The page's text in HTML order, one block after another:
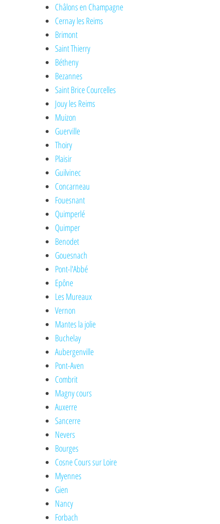
Châlons en Champagne
Cernay les Reims
Brimont
Saint Thierry
Bétheny
Bezannes
Saint Brice Courcelles
Jouy les Reims
Muizon
Guerville
Thoiry
Plaisir
Guilvinec
Concarneau
Fouesnant
Quimperlé
Quimper
Benodet
Gouesnach
Pont-l'Abbé
Epône
Les Mureaux
Vernon
Mantes la jolie
Buchelay
Aubergenville
Pont-Aven
Combrit
Magny cours
Auxerre
Sancerre
Nevers
Bourges
Cosne Cours sur Loire
Myennes
Gien
Nancy
Forbach